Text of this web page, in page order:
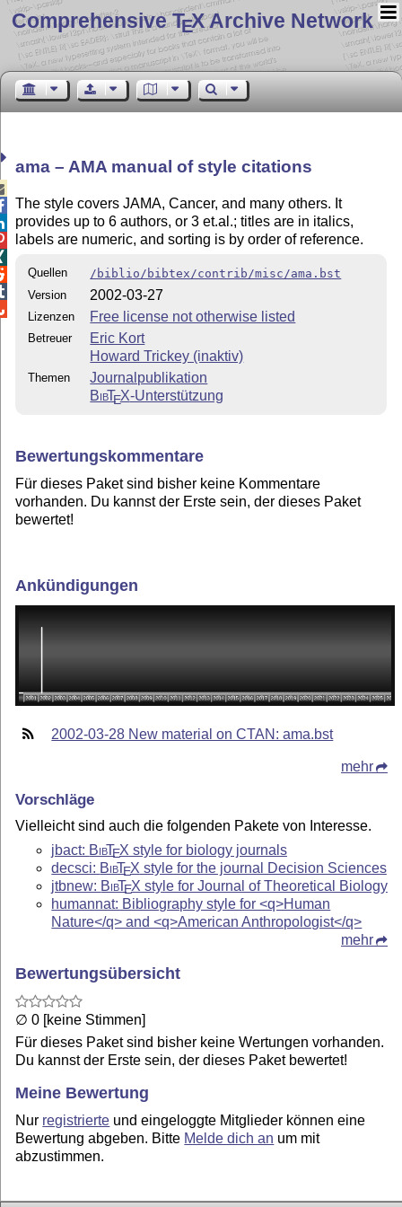
Comprehensive TEX Archive Network
ama – AMA manual of style citations
The style covers JAMA, Cancer, and many others. It
provides up to 6 authors, or 3 et.al.; titles are in italics,
labels are numeric, and sorting is by order of reference.
Quellen
/biblio/bibtex/contrib/misc/ama.bst
Version
2002-03-27
Lizenzen Free license not otherwise listed
Betreuer
Eric Kort
Howard Trickey (inaktiv)
Themen
Journalpublikation
BibTEX-Unterstützung
Bewertungskommentare
Für dieses Paket sind bisher keine Kommentare
vorhanden. Du kannst der Erste sein, der dieses Paket
bewertet!
Ankündigungen
2002-03-28 New material on CTAN: ama.bst
mehr
Vorschläge
Vielleicht sind auch die folgenden Pakete von Interesse.
jbact: BibTEX style for biology journals
decsci: BibTEX style for the journal Decision Sciences
jtbnew: BibTEX style for Journal of Theoretical Biology
humannat: Bibliography style for <q>Human
Nature</q> and <q>American Anthropologist</q>
mehr
Bewertungsübersicht
∅ 0 [keine Stimmen]
Für dieses Paket sind bisher keine Wertungen vorhanden.
Du kannst der Erste sein, der dieses Paket bewertet!
Meine Bewertung
Nur registrierte und eingeloggte Mitglieder können eine
Bewertung abgeben. Bitte Melde dich an um mit
abzustimmen.